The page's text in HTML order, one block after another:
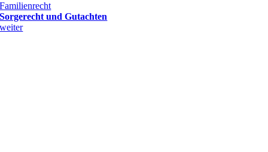
Familienrecht
Sorgerecht und Gutachten
weiter